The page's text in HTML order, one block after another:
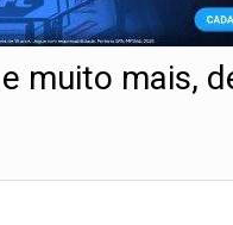
muito mais,